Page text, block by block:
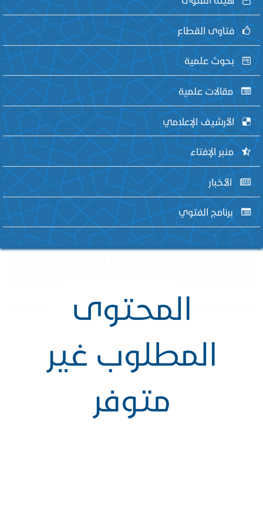
فتاوى القطاع
بحوث علمية
مقالات علمية
الأرشيف الإعلامي
منبر الإفتاء
الأخبار
برنامج الفتوي
المحتوى
المطلوب غير
متوفر